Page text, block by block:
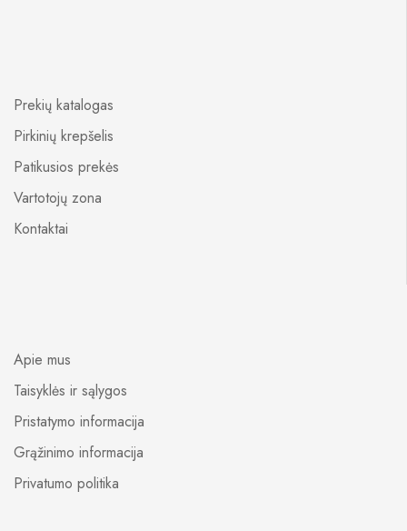
Prekių katalogas
Pirkinių krepšelis
Patikusios prekės
Vartotojų zona
Kontaktai
Apie mus
Taisyklės ir sąlygos
Pristatymo informacija
Grąžinimo informacija
Privatumo politika